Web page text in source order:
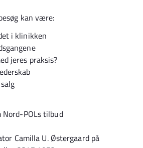
kan være:
i klinikken
jeres praksis?
POLs tilbud
Camilla U. Østergaard på